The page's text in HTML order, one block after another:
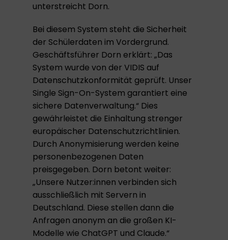
unterstreicht Dorn.
Bei diesem System steht die Sicherheit
der Schülerdaten im Vordergrund.
Geschäftsführer Dorn erklärt: „Das
System wurde von der VIDIS auf
Datenschutzkonformität geprüft. Unser
Single Sign-On-System garantiert eine
sichere Datenverwaltung.“ Dies
gewährleistet die Einhaltung strenger
europäischer Datenschutzrichtlinien.
Durch Anonymisierung werden keine
personenbezogenen Daten
preisgegeben. Dorn betont weiter:
„Unsere Nutzer:innen verbinden sich
ausschließlich mit Servern in
Deutschland. Diese stellen dann die
Anfragen anonym an die großen KI-
Modelle wie ChatGPT und Claude.“